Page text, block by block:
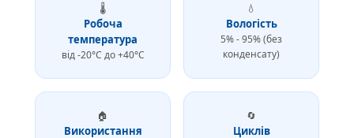
🌡
Робоча
температура
від -20°C до +40°C
💧
Вологість
5% - 95% (без
конденсату)
🏠
Використання
🔄
Циклів